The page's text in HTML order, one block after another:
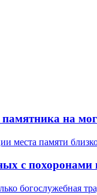
на
места памяти
с похоронами
богослужебная